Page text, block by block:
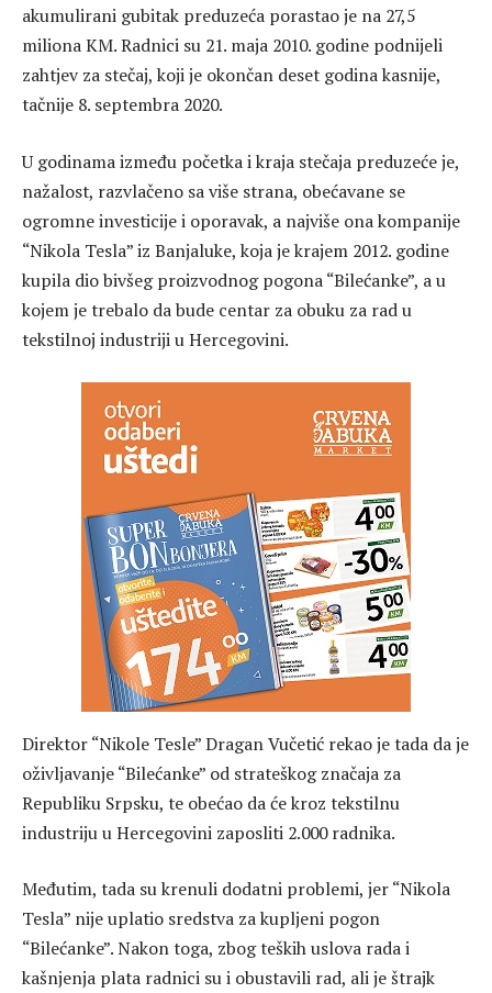
akumulirani gubitak preduzeća porastao je na 27,5
miliona KM. Radnici su 21. maja 2010. godine podnijeli
zahtjev za stečaj, koji je okončan deset godina kasnije,
tačnije 8. septembra 2020.
U godinama između početka i kraja stečaja preduzeće je,
nažalost, razvlačeno sa više strana, obećavane se
ogromne investicije i oporavak, a najviše ona kompanije
“Nikola Tesla” iz Banjaluke, koja je krajem 2012. godine
kupila dio bivšeg proizvodnog pogona “Bilećanke”, a u
kojem je trebalo da bude centar za obuku za rad u
tekstilnoj industriji u Hercegovini.
Direktor “Nikole Tesle” Dragan Vučetić rekao je tada da je
oživljavanje “Bilećanke” od strateškog značaja za
Republiku Srpsku, te obećao da će kroz tekstilnu
industriju u Hercegovini zaposliti 2.000 radnika.
Međutim, tada su krenuli dodatni problemi, jer “Nikola
Tesla” nije uplatio sredstva za kupljeni pogon
“Bilećanke”. Nakon toga, zbog teških uslova rada i
kašnjenja plata radnici su i obustavili rad, ali je štrajk